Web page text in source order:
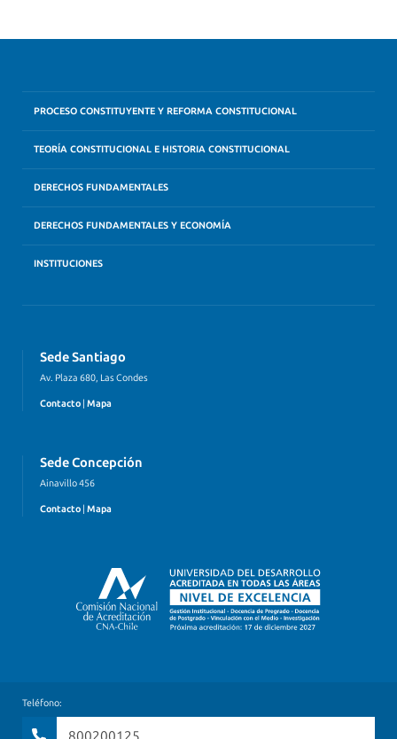
PROCESO CONSTITUYENTE Y REFORMA CONSTITUCIONAL
TEORÍA CONSTITUCIONAL E HISTORIA CONSTITUCIONAL
DERECHOS FUNDAMENTALES
DERECHOS FUNDAMENTALES Y ECONOMÍA
INSTITUCIONES
Sede Santiago
Av. Plaza 680, Las Condes
Contacto Mapa
Sede Concepción
Ainavillo 456
Contacto | Mapa
Teléfono: